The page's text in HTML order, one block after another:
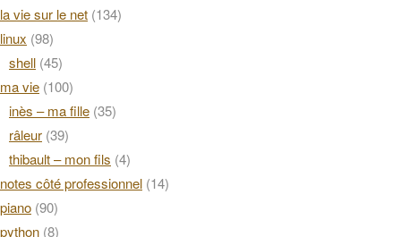
la vie sur le net (134)
linux (98)
shell (45)
ma vie (100)
inès – ma fille (35)
râleur (39)
thibault – mon fils (4)
notes côté professionnel (14)
piano (90)
python (8)